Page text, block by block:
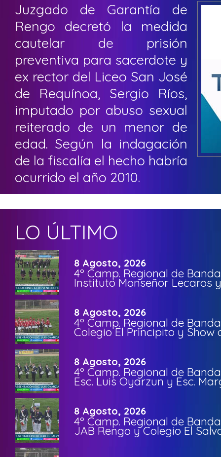
Juzgado de Garantía de
Rengo decretó la medida
cautelar de prisión
preventiva para sacerdote y
ex rector del Liceo San José
de Requínoa, Sergio Ríos,
imputado por abuso sexual
reiterado de un menor de
edad. Según la indagación
de la fiscalía el hecho habría
ocurrido el año 2010.
LO ÚLTIMO
8 Agosto, 2026
4º Camp. Regional de
Instituto Monseñor Lecaros
8 Agosto, 2026
4º Camp. Regional de
Colegio El Principito y Show
8 Agosto, 2026
4º Camp. Regional de
Esc. Luis Oyarzun y Esc.
8 Agosto, 2026
4º Camp. Regional de
JAB Rengo y Colegio El